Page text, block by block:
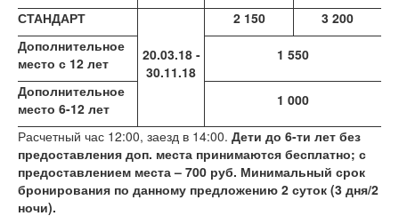
СТАНДАРТ
20.03.18 -
30.11.18
2 150
3 200
Дополнительное
место с 12 лет
1 550
Дополнительное
место 6-12 лет
1 000
Расчетный час 12:00, заезд в 14:00. Дети до 6-ти лет без
предоставления доп. места принимаются бесплатно; с
предоставлением места – 700 руб. Минимальный срок
бронирования по данному предложению 2 суток (3 дня/2
ночи).